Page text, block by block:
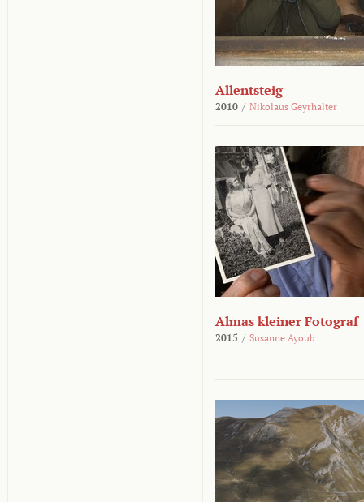
Allentsteig
2010 / Nikolaus Geyrhalter
Almas kleiner Fotograf
2015 / Susanne Ayoub